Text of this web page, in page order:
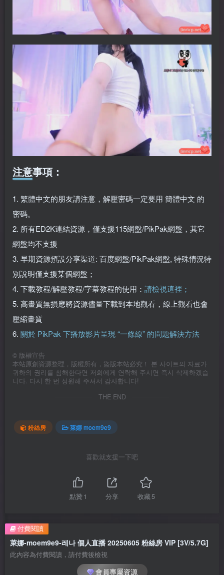
注意事項：
1. 繁體中文的朋友請注意，解壓密碼一定要用 簡體中文 的
密碼。
2. 所有ED2K連結資源，僅支援115網盤/PikPak網盤，其它
網盤均不支援
3. 早期資源預設分享渠道: 百度網盤/PikPak網盤, 特殊情況特
別說明僅支援某個網盤；
4. 下載教程/解壓教程/字幕教程的使用： 請檢視這裡；
5. 高畫質無損應將資源儘量下載到本地觀看，線上觀看也會
壓縮畫質
6. 關於 PikPak 下播放影片呈現 “一條線” 的問題解決方法
© 版權宣告
本站原創資源整理，版權所有，盜版本站必究！ 본 사이트의 자료가
귀하의 권리를 침해한다면 저희에게 연락해 주시면 즉시 삭제하겠습
니다. 다시 한 번 성원해 주셔서 감사합니다!
THE END
粉絲房 萊娜 moem9e9
喜歡就支援一下吧
點贊1 分享 收藏5
萊娜-moem9e9-레나 個人直播 20250605 粉絲房 VIP [3V/5.7G]
此內容為付費閱讀，請付費後檢視
會員專屬資源
付費閱讀